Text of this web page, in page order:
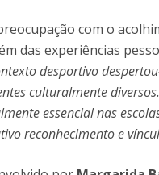
com o
das experiências
desportivo
culturalmente
essencial nas
reconhecimento e